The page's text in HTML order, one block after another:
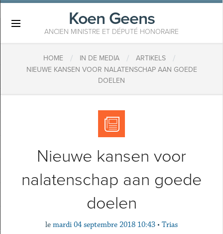
Koen Geens
ANCIEN MINISTRE ET DÉPUTÉ HONORAIRE
HOME / IN DE MEDIA / ARTIKELS /
​NIEUWE KANSEN VOOR NALATENSCHAP AAN GOEDE
DOELEN
​Nieuwe kansen voor
nalatenschap aan goede
doelen
le mardi 04 septembre 2018 10:43 • Trias